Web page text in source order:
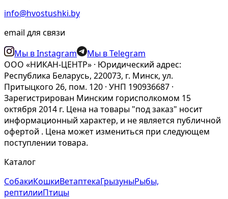
info@hvostushki.by
email для связи
Мы в Instagram
Мы в Telegram
ООО «НИКАН-ЦЕНТР» · Юридический адрес:
Республика Беларусь, 220073, г. Минск, ул.
Притыцкого 26, пом. 120 · УНП 190936687 ·
Зарегистрирован Минским горисполкомом 15
октября 2014 г. Цена на товары "под заказ" носит
информационный характер, и не является публичной
офертой . Цена может измениться при следующем
поступлении товара.
Каталог
СобакиКошкиВетаптекаГрызуныРыбы,
рептилииПтицы